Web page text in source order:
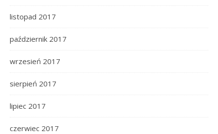
listopad 2017
październik 2017
wrzesień 2017
sierpień 2017
lipiec 2017
czerwiec 2017